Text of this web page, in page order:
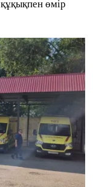
өмір